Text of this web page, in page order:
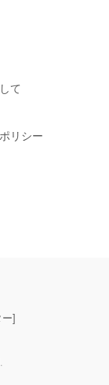
て
リシー
]